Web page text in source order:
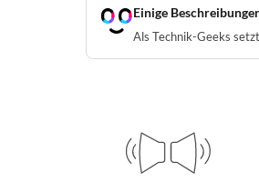
Einige
Als Technik-Geeks